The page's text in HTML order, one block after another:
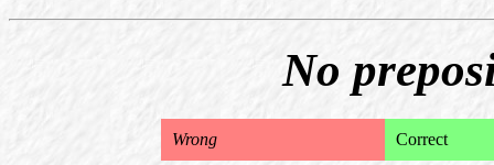
No
Wrong Correct